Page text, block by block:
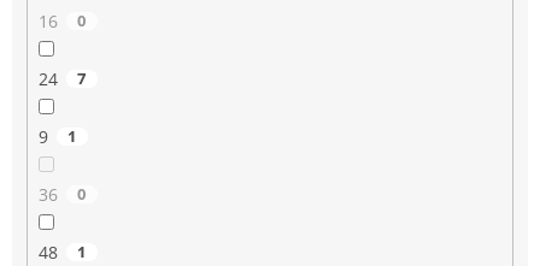
16 0
24 7
9 1
36 0
48 1